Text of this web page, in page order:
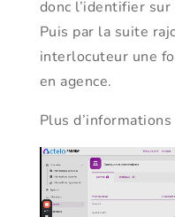
donc l’identifier
Puis par la suite
interlocuteur une
en agence.
Plus